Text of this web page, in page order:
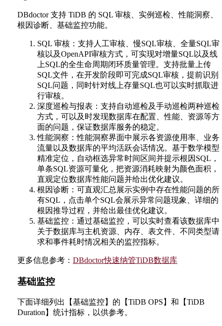
DBdoctor 支持 TiDB 的 SQL 审核、实例巡检、性能洞察、
根因诊断、基础监控功能。
SQL 审核：支持人工审核、慢SQL审核、全量SQL审
核以及OpenAPI审核方式，可实现对增量SQL以及线
上SQL的全生命周期闭环质量管理。支持批量上传
SQL文件，在开发阶段即可完成SQL审核，提前识别
SQL问题，同时针对线上存量SQL也可以实时抓取进
行审核。
深度巡检与报表：支持自动巡检及手动巡检两种巡检
方式，可以及时发现数据库在配置、性能、资源等方
面的问题，保证数据库服务的稳定。
性能洞察：性能洞察界面中展示各资源使用率、业务
流量以及数据库的平均活跃会话情况。基于数学模型
精准定位，自动框选异常时间区间并提示根因SQL，
单条SQL资源可量化，把资源消耗映射为颜色面积，
直观定位数据库性能问题并给出优化建议。
根因诊断：可直观汇总展示实例中存在性能问题的所
有SQL，点击单个SQL会展示异常问题现象、详细的
根因推导过程，并给出最佳优化建议。
基础监控：通过基础监控，可以实时查看该数据库中
关于数据库与主机资源、内存、表文件、不同类型请
求和事件耗时情况相关的监控指标。
更多信息参考： DBdoctor快速纳管TiDB数据库
基础监控
下面详细列出【基础监控】的【TiDB OPS】和【TiDB
Duration】统计指标，以供参考。